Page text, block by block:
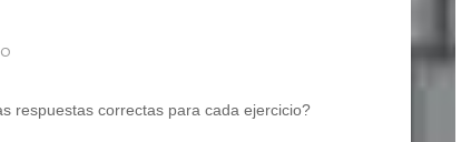
respuestas correctas para cada ejercicio?